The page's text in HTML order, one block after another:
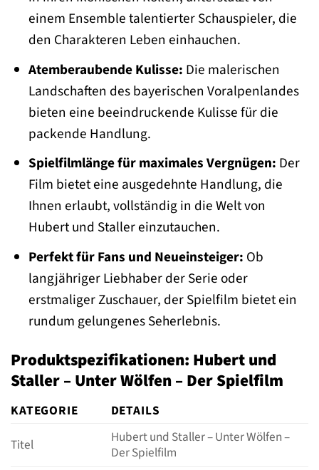
einem Ensemble talentierter Schauspieler, die
den Charakteren Leben einhauchen.
Atemberaubende Kulisse: Die malerischen
Landschaften des bayerischen Voralpenlandes
bieten eine beeindruckende Kulisse für die
packende Handlung.
Spielfilmlänge für maximales Vergnügen: Der
Film bietet eine ausgedehnte Handlung, die
Ihnen erlaubt, vollständig in die Welt von
Hubert und Staller einzutauchen.
Perfekt für Fans und Neueinsteiger: Ob
langjähriger Liebhaber der Serie oder
erstmaliger Zuschauer, der Spielfilm bietet ein
rundum gelungenes Seherlebnis.
Produktspezifikationen: Hubert und
Staller – Unter Wölfen – Der Spielfilm
KATEGORIE
DETAILS
Titel
Hubert und Staller – Unter Wölfen –
Der Spielfilm